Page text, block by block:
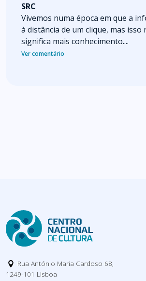
SRC
Vivemos numa época em que a
à distância de um clique, mas isso
significa mais conhecimento....
Ver comentário
Rua António Maria Cardoso 68,
1249-101 Lisboa